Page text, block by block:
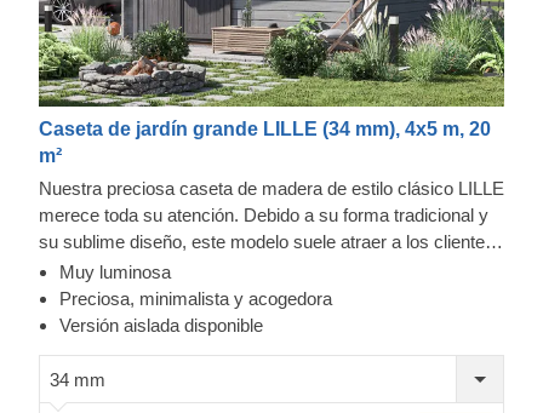
Caseta de jardín grande LILLE (34 mm), 4x5 m, 20
m²
Nuestra preciosa caseta de madera de estilo clásico LILLE
merece toda su atención. Debido a su forma tradicional y
su sublime diseño, este modelo suele atraer a los clientes
que aprecian la sencillez y la estética clásica de la
madera. Este luminoso y espacioso refugio puede
transformarse en una oficina en casa, una zona de estar o
de relax en familia. Para su mayor comodidad, también se
encuentra disponible una versión aislada de este modelo.
Muy luminosa
Preciosa, minimalista y acogedora
Versión aislada disponible
34 mm